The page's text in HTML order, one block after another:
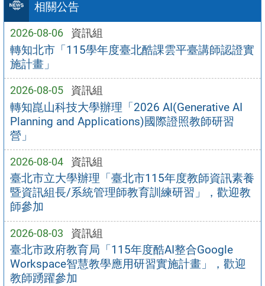
相關公告
2026-08-06 資訊組
轉知北市「115學年度臺北酷課雲平臺講師認證實
施計畫」
2026-08-05 資訊組
轉知崑山科技大學辦理「2026 AI(Generative AI
Planning and Applications)國際證照教師研習
營」
2026-08-04 資訊組
臺北市立大學辦理「臺北市115年度教師資訊素養
暨資訊組長/系統管理師教育訓練研習」，歡迎教
師參加
2026-08-03 資訊組
臺北市政府教育局「115年度酷AI整合Google
Workspace智慧教學應用研習實施計畫」，歡迎
教師踴躍參加